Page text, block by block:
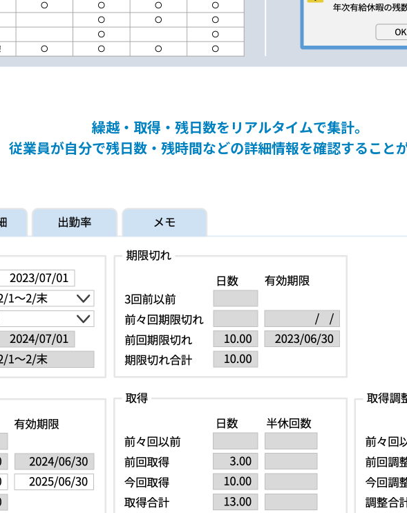
繰越・取得・残日数をリアルタイムで集計。
従業員が自分で残日数・残時間などの詳細情報を確認すること